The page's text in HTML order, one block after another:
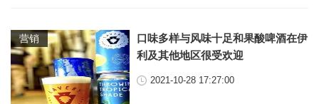
营销
口味多样与风味十足和果酸啤酒在伊
利及其他地区很受欢迎
2021-10-28 17:27:00